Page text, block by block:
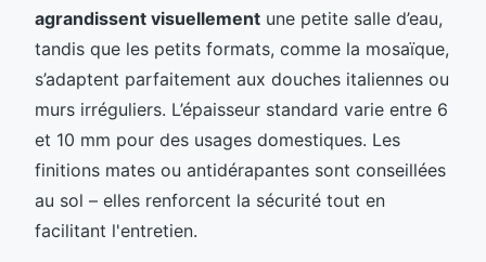
agrandissent visuellement une petite salle d’eau,
tandis que les petits formats, comme la mosaïque,
s’adaptent parfaitement aux douches italiennes ou
murs irréguliers. L’épaisseur standard varie entre 6
et 10 mm pour des usages domestiques. Les
finitions mates ou antidérapantes sont conseillées
au sol – elles renforcent la sécurité tout en
facilitant l'entretien.